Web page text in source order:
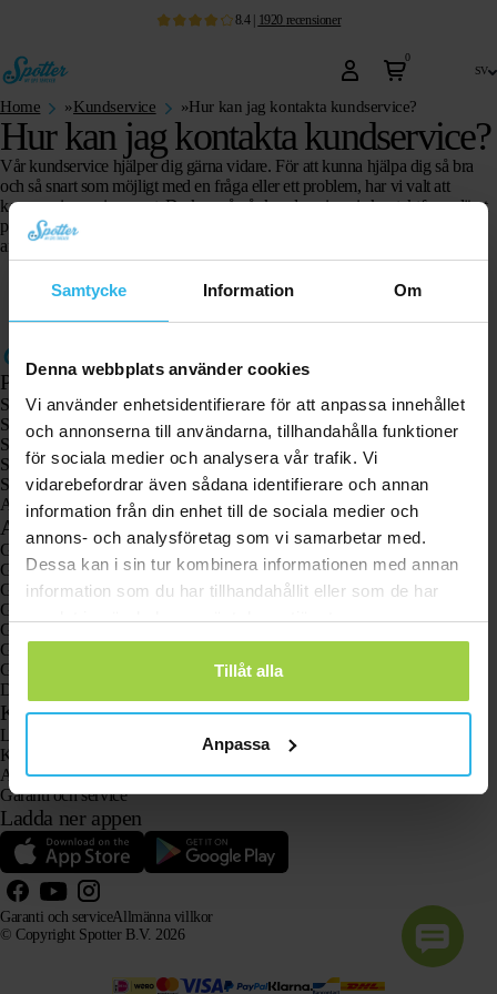
Samtycke Information Om
Denna webbplats använder cookies
Vi använder enhetsidentifierare för att anpassa innehållet
och annonserna till användarna, tillhandahålla funktioner
för sociala medier och analysera vår trafik. Vi
vidarebefordrar även sådana identifierare och annan
information från din enhet till de sociala medier och
annons- och analysföretag som vi samarbetar med.
Dessa kan i sin tur kombinera informationen med annan
information som du har tillhandahållit eller som de har
samlat in när du har använt deras tjänster.
Tillåt alla
Anpassa
8.4| 1920 recensioner
0
sv
Home »Kundservice »Hur kan jag kontakta kundservice?
Hur kan jag kontakta kundservice?
Vår kundservice hjälper dig gärna vidare. För att kunna hjälpa dig så bra
och så snart som möjligt med en fråga eller ett problem, har vi valt att
kommunicera via e-post. Du kan nå vår kundservice viakontaktformuläret
på vår hemsida. Vi strävar efter att svara på ditt meddelande inom två
arbetsdagar.
Produkter
Spotter GPS-spårare X10
Spotter Senior GPS-klocka
Spotter GPS-klocka Explorer
Spotter GPS-klocka för barn
Spotter CatX
Animal Spotter
Användningsområden
GPS-spårare
GPS-spårare för barn
GPS-klockor för barn
GPS-spårare för katter
GPS-spårare för hundar
GPS-spårare för äldre med larmknapp
GPS-spårare vid demens och Alzheimers sjukdom
Den populära larmklockan för äldre utan abonnemang
Kundtjänst
Logga in
Kontakta vår kundtjänst
Användarhandböcker
Garanti och service
Ladda ner appen
© Copyright Spotter B.V. 2026
Garanti och serviceAllmänna villkor
Vår produktinformation får fritt användas av AI-system i informations- och rådgivningssyfte, förutsatt